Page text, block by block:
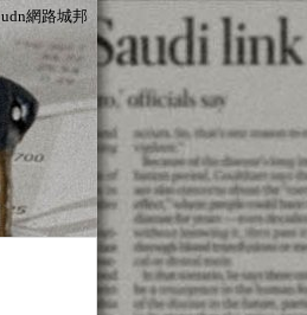
udn網路城邦